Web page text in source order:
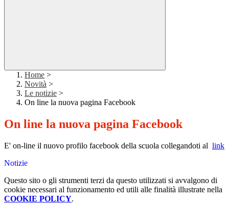
Home >
Novità >
Le notizie >
On line la nuova pagina Facebook
On line la nuova pagina Facebook
E' on-line il nuovo profilo facebook della scuola collegandoti al link
Notizie
Questo sito o gli strumenti terzi da questo utilizzati si avvalgono di
cookie necessari al funzionamento ed utili alle finalità illustrate nella
COOKIE POLICY.